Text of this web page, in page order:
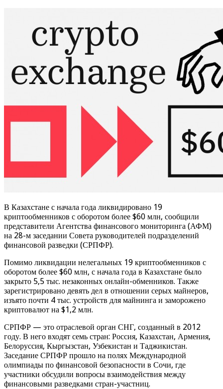
В Казахстане с начала года ликвидировано 19
криптообменников с оборотом более $60 млн, сообщили
представители Агентства финансового мониторинга (АФМ)
на 28-м заседании Совета руководителей подразделений
финансовой разведки (СРПФР).
Помимо ликвидации нелегальных 19 криптообменников с
оборотом более $60 млн, с начала года в Казахстане было
закрыто 5,5 тыс. незаконных онлайн-обменников. Также
зарегистрировано девять дел в отношении серых майнеров,
изъято почти 4 тыс. устройств для майнинга и заморожено
криптовалют на $1,2 млн.
СРПФР — это отраслевой орган СНГ, созданный в 2012
году. В него входят семь стран: Россия, Казахстан, Армения,
Белоруссия, Кыргызстан, Узбекистан и Таджикистан.
Заседание СРПФР прошло на полях Международной
олимпиады по финансовой безопасности в Сочи, где
участники обсудили вопросы взаимодействия между
финансовыми разведками стран-участниц.